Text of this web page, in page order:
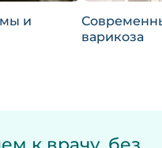
и
варикоза